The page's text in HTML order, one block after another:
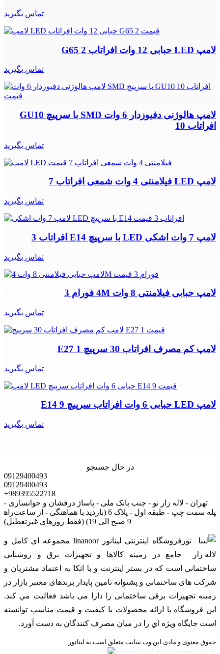
تماس بگیرید
لامپ LED حبابی 12 وات افراتاب G65 2
تماس بگیرید
لامپ هالوژنی دفیوزدار 6 وات SMD با سرپیچ GU10
افراتاب 10
تماس بگیرید
لامپ LED فیلامنتی 4 وات شمعی افراتاب 7
تماس بگیرید
لامپ 7 وات اشکی LED با سرپیچ E14 افراتاب 3
تماس بگیرید
لامپ حبابی فیلامنتی 8 وات 4M فورام 3
تماس بگیرید
لامپ کم مصرف افراتاب 30 سرپیچ E27 1
تماس بگیرید
لامپ LED حبابی 6 وات افراتاب سرپیچ E14 9
تماس بگیرید
در حال جستجو
09129400493
09129400493
+989395522718
تهران - لاله زار نو - جنب بانک ملی - پاساژ درفشان و خوانساری -
راه‎پله سمت چپ - طبقه اول - پلاک 6 (بازدید با هماهنگی - از ساعت
9 صبح الی 19) (فقط روزهای غیرتعطیل)
فروشگاه اینترنتی لینانور linanoor مجموعه اي کامل و
جامع در زمينه کالاها و تجهيزات برق و روشنايي
ساختمانی است که در بستر اينترنت و با اتکا به اعتماد مشتریان و
شرکت های ساختمانی و پشتوانه تامین پایدار برندهای معتبر بازار در
زمینه تجهیزات برقی ساختمانی را دارا می باشد فعالیت مي کند.
اين فروشگاه با ارائه محصولات با کيفيت و قيمت مناسب توانسته
است جايگاه ويژه اي را در ميان مصرف کنندگان به دست آورد.
حقوق معنوی و مادی این وب سایت متعلق است به لینانور